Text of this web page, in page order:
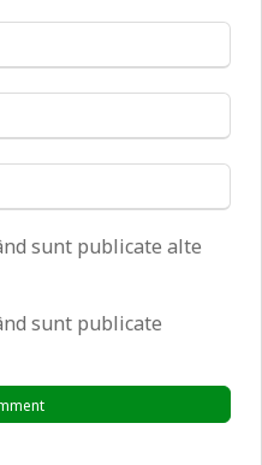
sunt publicate alte
sunt publicate